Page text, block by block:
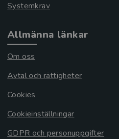
Systemkrav
Allmänna länkar
Om oss
Avtal och rättigheter
Cookies
Cookieinställningar
GDPR och personuppgifter